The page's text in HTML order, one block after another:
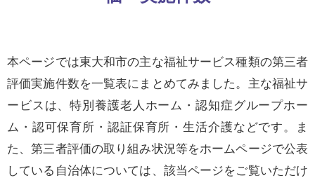
本ページでは東大和市の主な福祉サービス種類の第三者
評価実施件数を一覧表にまとめてみました。主な福祉サ
ービスは、特別養護老人ホーム・認知症グループホー
ム・認可保育所・認証保育所・生活介護などです。ま
た、第三者評価の取り組み状況等をホームページで公表
している自治体については、該当ページをご覧いただけ